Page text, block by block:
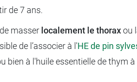
de 7 ans.
masser localement le thoraxou
de l’associer à l'HEde pin
bien à l'huile essentielle de thym